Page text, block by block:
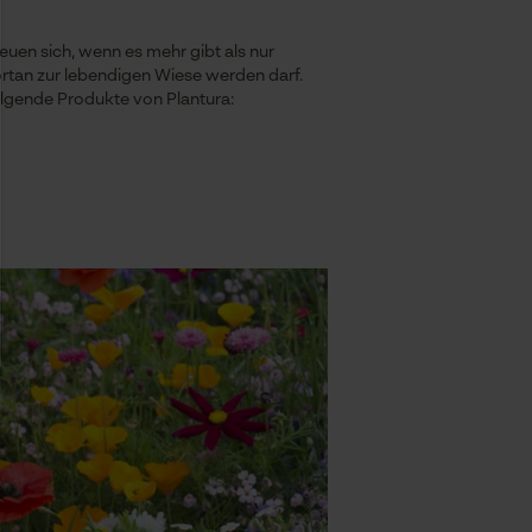
sich, wenn es mehr gibt als nur
zur lebendigen Wiese werden darf.
Produkte von Plantura: